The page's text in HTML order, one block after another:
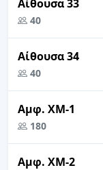
Αίθουσα 33
40
Αίθουσα 34
40
Αμφ. ΧΜ-1
180
Αμφ. ΧΜ-2